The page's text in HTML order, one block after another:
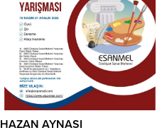
HAZAN AYNASI